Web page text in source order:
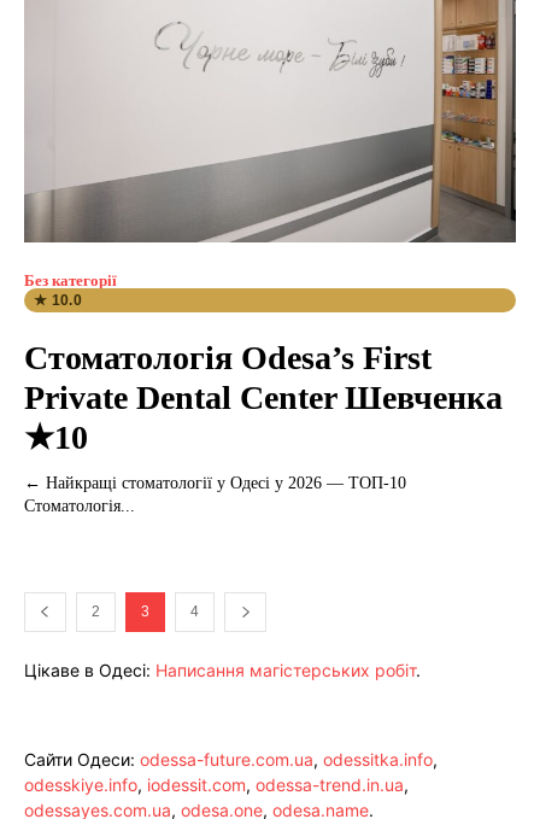
Без категорії
★ 10.0
Стоматологія Odesa’s First
Private Dental Center Шевченка
★10
← Найкращі стоматології у Одесі у 2026 — ТОП-10
Стоматологія...
2 3 4
Цікаве в Одесі: Написання магістерських робіт.
Сайти Одеси: odessa-future.com.ua, odessitka.info,
odesskiye.info, iodessit.com, odessa-trend.in.ua,
odessayes.com.ua, odesa.one, odesa.name.